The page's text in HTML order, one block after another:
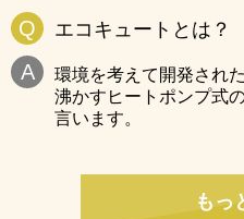
エコキュートとは？
環境を考えて開発され
沸かすヒートポンプ式
言います。
もっ